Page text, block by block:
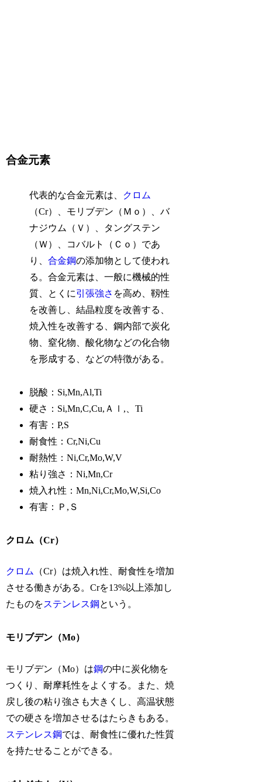
合金元素
代表的な合金元素は、
クロム
（Cr）、モリブデン（Ｍｏ）、バ
ナジウム（Ｖ）、タングステン
（Ｗ）、コバルト（Ｃｏ）であ
り、合金鋼の添加物として使われ
る。合金元素は、一般に機械的性
質、とくに引張強さ を高め、靱性
を改善し、結晶粒度を改善する、
焼入性を改善する、鋼内部で炭化
物、窒化物、酸化物などの化合物
を形成する、などの特徴がある。
脱酸：Si,Mn,Al,Ti
硬さ：Si,Mn,C,Cu,Ａｌ,、Ti
有害：P,S
耐食性：Cr,Ni,Cu
耐熱性：Ni,Cr,Mo,W,V
粘り強さ：Ni,Mn,Cr
焼入れ性：Mn,Ni,Cr,Mo,W,Si,Co
有害：Ｐ,Ｓ
クロム（Cr）
クロム （Cr）は焼入れ性、耐食性を増加
させる働きがある。Crを13%以上添加し
たものをステンレス鋼 という。
モリブデン（Mo）
モリブデン（Mo）は鋼の中に炭化物を
つくり、耐摩耗性をよくする。また、焼
戻し後の粘り強さも大きくし、高温状態
での硬さを増加させるはたらきもある。
ステンレス鋼では、耐食性に優れた性質
を持たせることができる。